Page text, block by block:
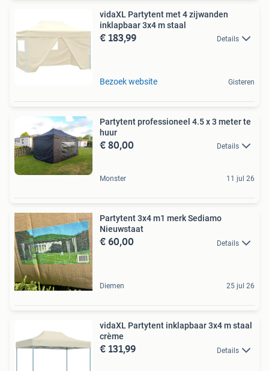
vidaXL Partytent met 4 zijwanden
inklapbaar 3x4 m staal
€ 183,99 Details
Bezoek website Gisteren
Partytent professioneel 4.5 x 3 meter te
huur
€ 80,00 Details
Monster 11 jul 26
Partytent 3x4 m1 merk Sediamo
Nieuwstaat
€ 60,00 Details
Diemen 25 jul 26
vidaXL Partytent inklapbaar 3x4 m staal
crème
€ 131,99 Details